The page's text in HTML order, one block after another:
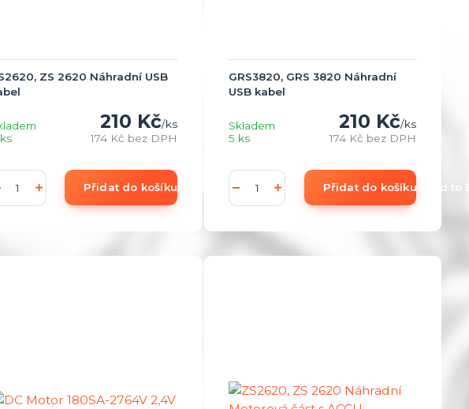
ZS 2620 Náhradní USB
210 Kč/ks
174 Kč bez DPH
Přidat do košíku (add to Basket)
GRS3820, GRS 3820 Náhradní
USB kabel
210 Kč/ks
174 Kč bez DPH
Skladem
5 ks
Přidat do košíku (add to